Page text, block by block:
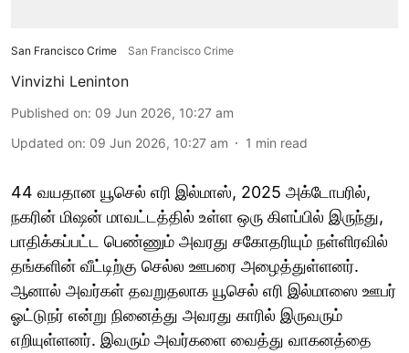
San Francisco Crime San Francisco Crime
Vinvizhi Leninton
Published on: 09 Jun 2026, 10:27 am
Updated on: 09 Jun 2026, 10:27 am 1 min read
44 வயதான யூசெல் எரி இல்மாஸ், 2025 அக்டோபரில்,
நகரின் மிஷன் மாவட்டத்தில் உள்ள ஒரு கிளப்பில் இருந்து,
பாதிக்கப்பட்ட பெண்ணும் அவரது சகோதரியும் நள்ளிரவில்
தங்களின் வீட்டிற்கு செல்ல ஊபரை அழைத்துள்ளனர்.
ஆனால் அவர்கள் தவறுதலாக யூசெல் எரி இல்மாஸை ஊபர்
ஓட்டுநர் என்று நினைத்து அவரது காரில் இருவரும்
எறியுள்ளனர். இவரும் அவர்களை வைத்து வாகனத்தை